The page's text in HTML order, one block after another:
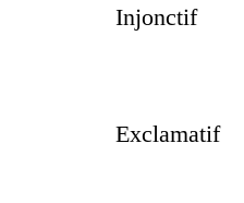
Injonctif
Exclamatif